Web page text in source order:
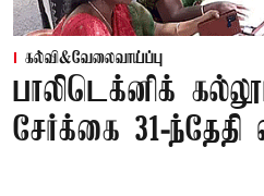
கல்வி&வேலைவாய்ப்பு
பாலிடெக்னிக்
சேர்க்கை 31-ந்தேதி